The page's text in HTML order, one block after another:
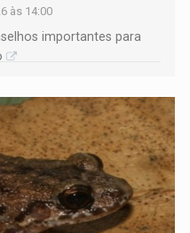
às 14:00
importantes para